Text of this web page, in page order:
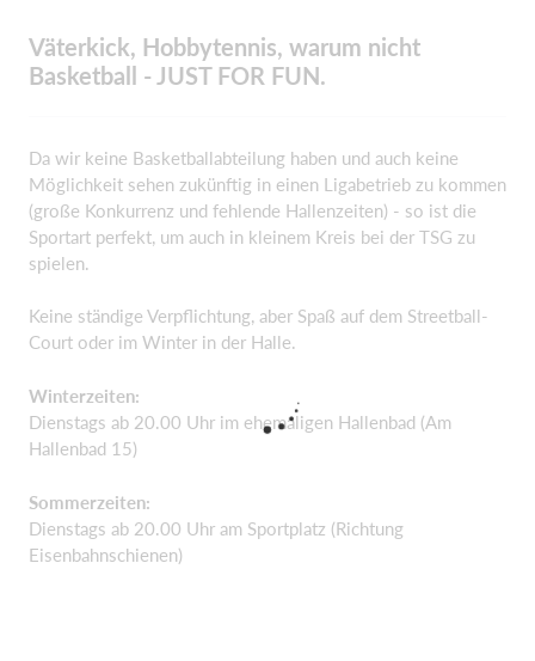
Väterkick, Hobbytennis, warum nicht
Basketball - JUST FOR FUN.
Da wir keine Basketballabteilung haben und auch keine
Möglichkeit sehen zukünftig in einen Ligabetrieb zu kommen
(große Konkurrenz und fehlende Hallenzeiten) - so ist die
Sportart perfekt, um auch in kleinem Kreis bei der TSG zu
spielen.
Keine ständige Verpflichtung, aber Spaß auf dem Streetball-
Court oder im Winter in der Halle.
Winterzeiten:
Dienstags ab 20.00 Uhr im ehemaligen Hallenbad (Am
Hallenbad 15)
Sommerzeiten:
Dienstags ab 20.00 Uhr am Sportplatz (Richtung
Eisenbahnschienen)